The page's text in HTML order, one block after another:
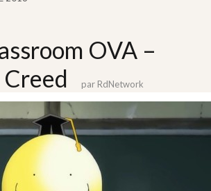
OVA –
Creed
par RdNetwork